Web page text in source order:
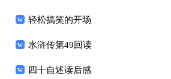
持词轻松搞笑的开场
白 水浒传第49回读
后感四十自述读后感